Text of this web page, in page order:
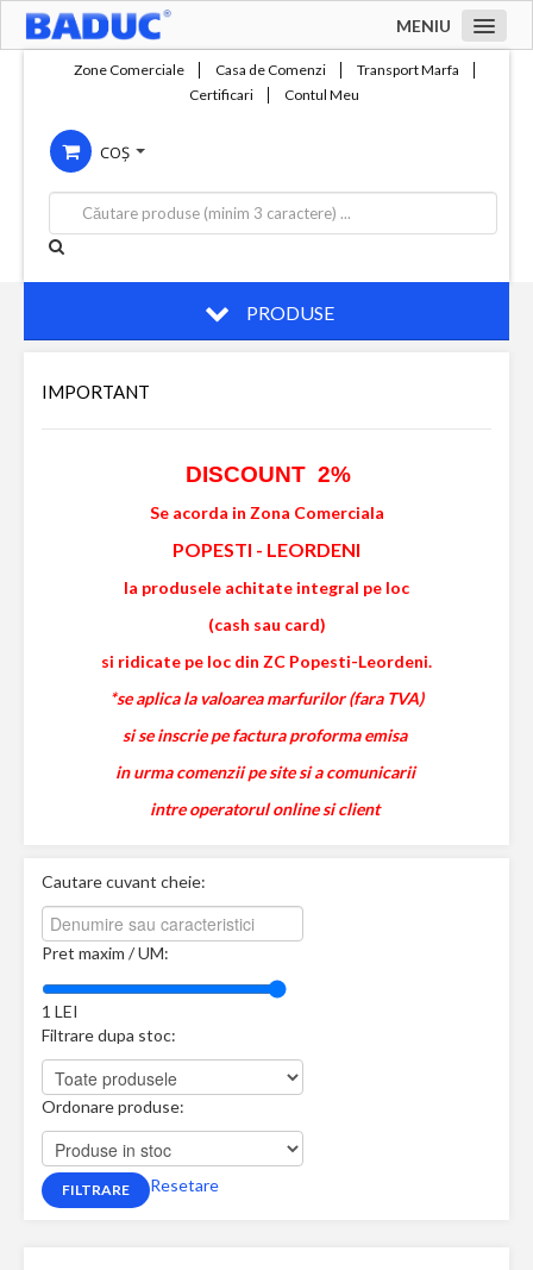
MENIU
Compania
Servicii
Productie
Contact
Zone Comerciale Casa de Comenzi
Transport Marfa
Certificari
Contul Meu
COȘ
PRODUSE
IMPORTANT
DISCOUNT 2%
Se acorda in Zona Comerciala
POPESTI - LEORDENI
la produsele achitate integral pe loc
(cash sau card)
si ridicate pe loc din ZC Popesti-Leordeni.
*se aplica la valoarea marfurilor (fara TVA)
si se inscrie pe factura proforma emisa
in urma comenzii pe site si a comunicarii
intre operatorul online si client
Cautare cuvant cheie:
Pret maxim / UM:
1 LEI
Filtrare dupa stoc:
Ordonare produse:
Resetare